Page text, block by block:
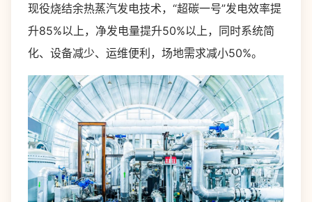
现役烧结余热蒸汽发电技术，“超碳一号”发电效率提
升85%以上，净发电量提升50%以上，同时系统简
化、设备减少、运维便利，场地需求减小50%。